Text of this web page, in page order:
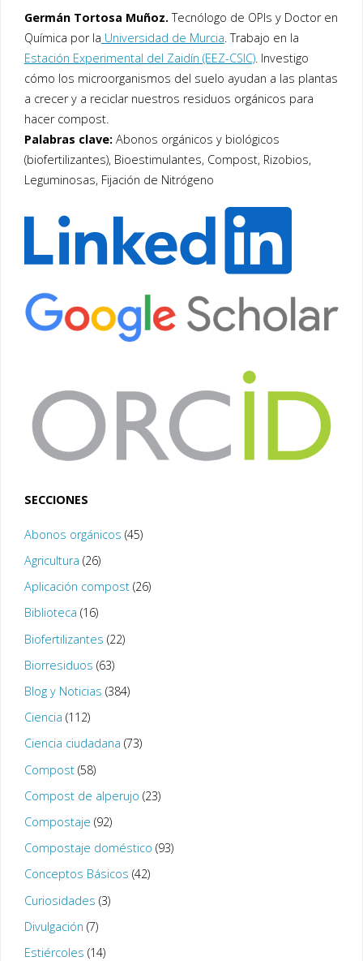
Germán Tortosa Muñoz.Tecnólogo de OPIs y Doctor en
Química por la Universidad de Murcia . Trabajo en la
Estación Experimental del Zaidín (EEZ-CSIC). Investigo
cómo los microorganismos del suelo ayudan a las plantas
a crecer y a reciclar nuestros residuos orgánicos para
hacer compost.
Palabras clave:Abonos orgánicos y biológicos
(biofertilizantes), Bioestimulantes, Compost, Rizobios,
Leguminosas, Fijación de Nitrógeno
SECCIONES
Abonos orgánicos (45)
Agricultura (26)
Aplicación compost(26)
Biblioteca (16)
Biofertilizantes (22)
Biorresiduos (63)
Blog y Noticias (384)
Ciencia (112)
Ciencia ciudadana (73)
Compost(58)
Compost de alperujo (23)
Compostaje (92)
Compostaje doméstico (93)
Conceptos Básicos (42)
Curiosidades (3)
Divulgación (7)
Estiércoles (14)